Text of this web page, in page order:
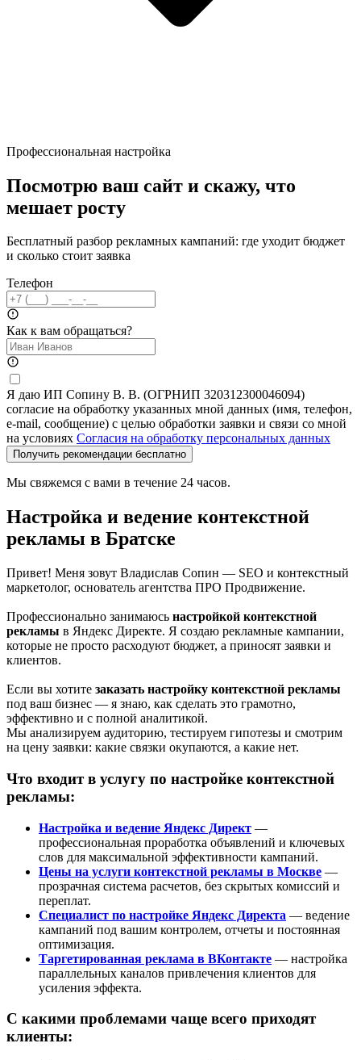
Профессиональная настройка
Посмотрю ваш сайт и скажу, что
мешает росту
Бесплатный разбор рекламных кампаний: где уходит бюджет
и сколько стоит заявка
Телефон
Как к вам обращаться?
Я даю ИП Сопину В. В. (ОГРНИП 320312300046094)
согласие на обработку указанных мной данных (имя, телефон,
e-mail, сообщение) с целью обработки заявки и связи со мной
на условиях Согласия на обработку персональных данных
Получить рекомендации бесплатно
Мы свяжемся с вами в течение 24 часов.
Настройка и ведение контекстной
рекламы в Братске
Привет! Меня зовут Владислав Сопин — SEO и контекстный
маркетолог, основатель агентства ПРО Продвижение.
Профессионально занимаюсь настройкой контекстной
рекламы в Яндекс Директе. Я создаю рекламные кампании,
которые не просто расходуют бюджет, а приносят заявки и
клиентов.
Если вы хотите заказать настройку контекстной рекламы
под ваш бизнес — я знаю, как сделать это грамотно,
эффективно и с полной аналитикой.
Мы анализируем аудиторию, тестируем гипотезы и смотрим
на цену заявки: какие связки окупаются, а какие нет.
Что входит в услугу по настройке контекстной
рекламы:
Настройка и ведение Яндекс Директ —
профессиональная проработка объявлений и ключевых
слов для максимальной эффективности кампаний.
Цены на услуги контекстной рекламы в Москве —
прозрачная система расчетов, без скрытых комиссий и
переплат.
Специалист по настройке Яндекс Директа — ведение
кампаний под вашим контролем, отчеты и постоянная
оптимизация.
Таргетированная реклама в ВКонтакте — настройка
параллельных каналов привлечения клиентов для
усиления эффекта.
С какими проблемами чаще всего приходят
клиенты: